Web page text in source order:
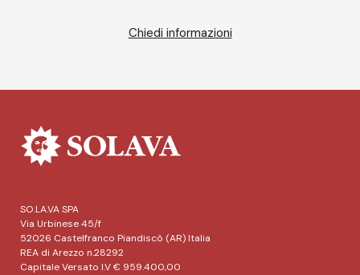
Chiedi informazioni
SO.LA.VA SPA
Via Urbinese 45/f
52026 Castelfranco Piandiscò (AR) Italia
REA di Arezzo n.28292
Capitale Versato I.V € 959.400,00